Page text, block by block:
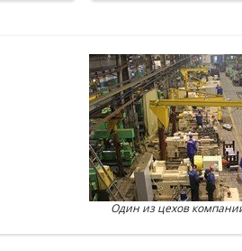
Один из цехов